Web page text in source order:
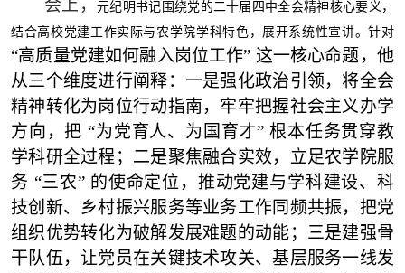
会上，
元纪明书记围绕党的二十届四中全会精神核心要义，
结合高校党建工作实际与农学院学科特色，展开系统性宣讲。针对
“高质量党建如何融入岗位工作” 这一核心命题，他
从三个维度进行阐释：一是强化政治引领，将全会
精神转化为岗位行动指南，牢牢把握社会主义办学
方向，把 “为党育人、为国育才”根本任务贯穿教
学科研全过程；二是聚焦融合实效，立足农学院服
务 “三农” 的使命定位，推动党建与学科建设、科
技创新、乡村振兴服务等业务工作同频共振，把党
组织优势转化为破解发展难题的动能；三是建强骨
干队伍，让党员在关键技术攻关、基层服务一线发